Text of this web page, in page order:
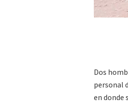
Dos
personal
en donde